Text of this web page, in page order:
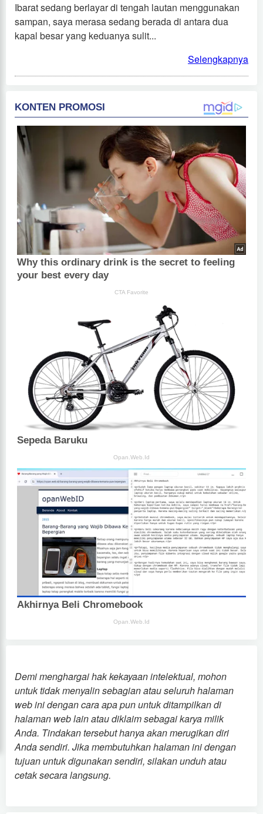
Ibarat sedang berlayar di tengah lautan menggunakan
sampan, saya merasa sedang berada di antara dua
kapal besar yang keduanya sulit...
Selengkapnya
Demi menghargai hak kekayaan intelektual, mohon
untuk tidak menyalin sebagian atau seluruh halaman
web ini dengan cara apa pun untuk ditampilkan di
halaman web lain atau diklaim sebagai karya milik
Anda. Tindakan tersebut hanya akan merugikan diri
Anda sendiri. Jika membutuhkan halaman ini dengan
tujuan untuk digunakan sendiri, silakan unduh atau
cetak secara langsung.